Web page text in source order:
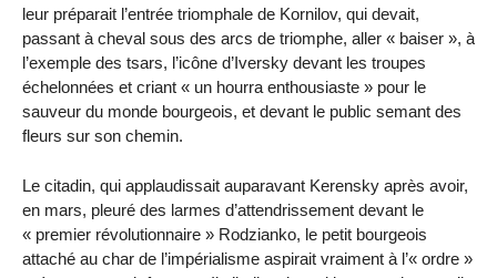
leur préparait l’entrée triomphale de Kornilov, qui devait,
passant à cheval sous des arcs de triomphe, aller « baiser », à
l’exemple des tsars, l’icône d’Iversky devant les troupes
échelonnées et criant « un hourra enthousiaste » pour le
sauveur du monde bourgeois, et devant le public semant des
fleurs sur son chemin.
Le citadin, qui applaudissait auparavant Kerensky après avoir,
en mars, pleuré des larmes d’attendrissement devant le
« premier révolutionnaire » Rodzianko, le petit bourgeois
attaché au char de l’impérialisme aspirait vraiment à l’« ordre »